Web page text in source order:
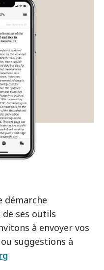
démarche
ses outils
à envoyer vos
suggestions à